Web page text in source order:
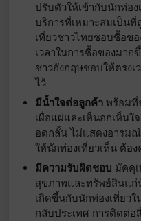
ปรับตัวให้เข้ากับนักท่อ
บริการที่เหมาะสมเป็นที่
เที่ยวชาวไทยชอบซื้อข
เวลาในการซื้อของมา
ชาวอังกฤษชอบให้ตรง
ไว้
มีน้ำใจต่อลูกค้า พร้อมที่
เผื่อแผ่และเห็นอกเห็น
อดกลั้น ไม่แสดงอารม
ให้นักท่องเที่ยวเห็น ต้อ
มีความรับผิดชอบ มัคคุ
สุขภาพและทรัพย์สินแก่
เกิดขึ้นกับนักท่องเที่ยว
กลับประเทศ การติดต่